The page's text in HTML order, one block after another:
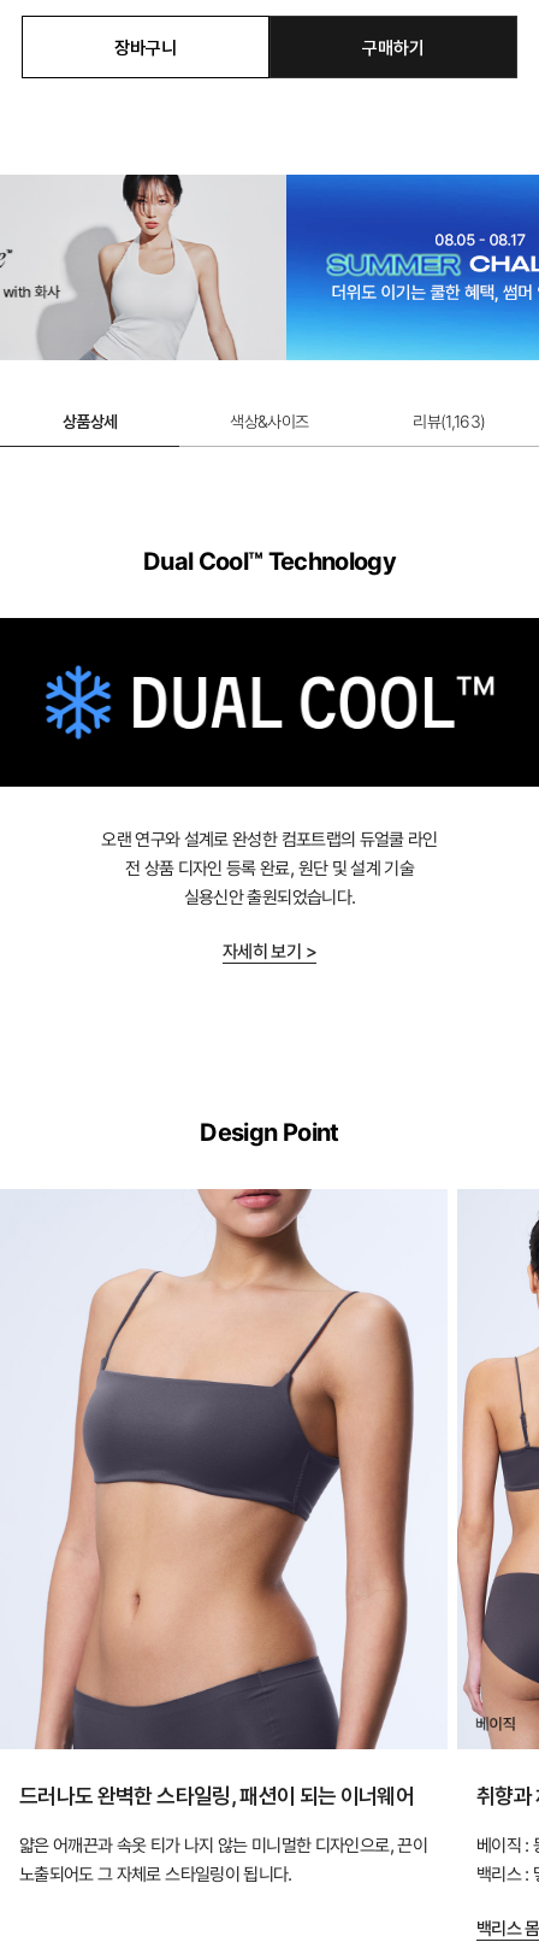
듀얼쿨 하이웨이스트 팬티 듀얼쿨 베이직 팬티
장바구니 구매하기
상품상세 색상&사이즈 리뷰(1,163)
Dual Cool™ Technology
오랜 연구와 설계로 완성한 컴포트랩의 듀얼쿨 라인
전 상품 디자인 등록 완료, 원단 및 설계 기술
실용신안 출원되었습니다.
자세히 보기 >
게,
랜
연
와
설
계
Design Point
드러나도 완벽한 스타일링, 패션이 되는 이너웨어
얇은 어깨끈과 속옷 티가 나지 않는 미니멀한 디자인으로, 끈이
노출되어도 그 자체로 스타일링이 됩니다.
취향과
베이직 :
백리스 :
백리스